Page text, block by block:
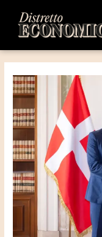
contenuto
articoli